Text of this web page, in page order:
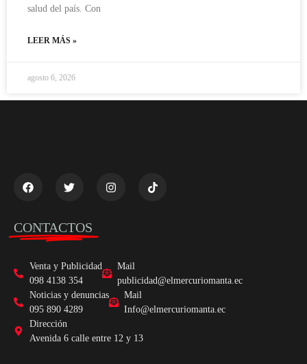
salud del país. Con
LEER MÁS »
agosto 6, 2026
CONTACTOS
Venta y Publicidad
098 4138 354
Mail
publicidad@elmercuriomanta.ec
Noticias y denuncias
095 890 4289
Mail
Info@elmercuriomanta.ec
Dirección
Avenida 6 calle entre 12 y 13